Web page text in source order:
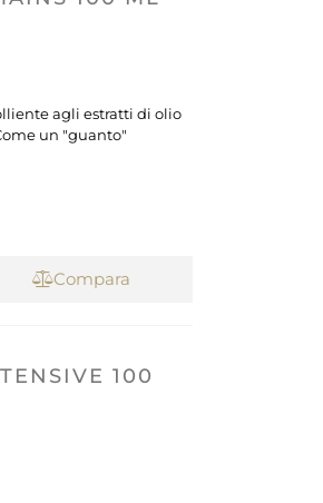
agli estratti di olio
un "guanto"
Compara
100